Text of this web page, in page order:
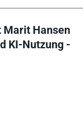
Marit Hansen
KI-Nutzung -